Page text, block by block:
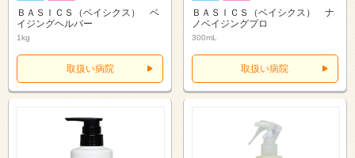
ＢＡＳＩＣＳ（ベイシクス） ベ
イジングヘルパー
1kg
取扱い病院
ＢＡＳＩＣＳ（ベイシクス） ナ
ノベイジングプロ
300mL
取扱い病院